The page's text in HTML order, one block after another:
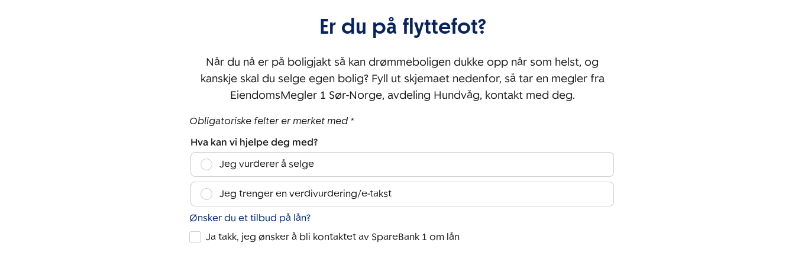
Er du på flyttefot?
Når du nå er på boligjakt så kan drømmeboligen dukke opp når som helst, og
kanskje skal du selge egen bolig? Fyll ut skjemaet nedenfor, så tar en megler fra
EiendomsMegler 1 Sør-Norge, avdeling Hundvåg, kontakt med deg.
Obligatoriske felter er merket med *
Hva kan vi hjelpe deg med?
Jeg vurderer å selge
Jeg trenger en verdivurdering/e-takst
Ønsker du et tilbud på lån?
Ja takk, jeg ønsker å bli kontaktet av SpareBank 1 om lån